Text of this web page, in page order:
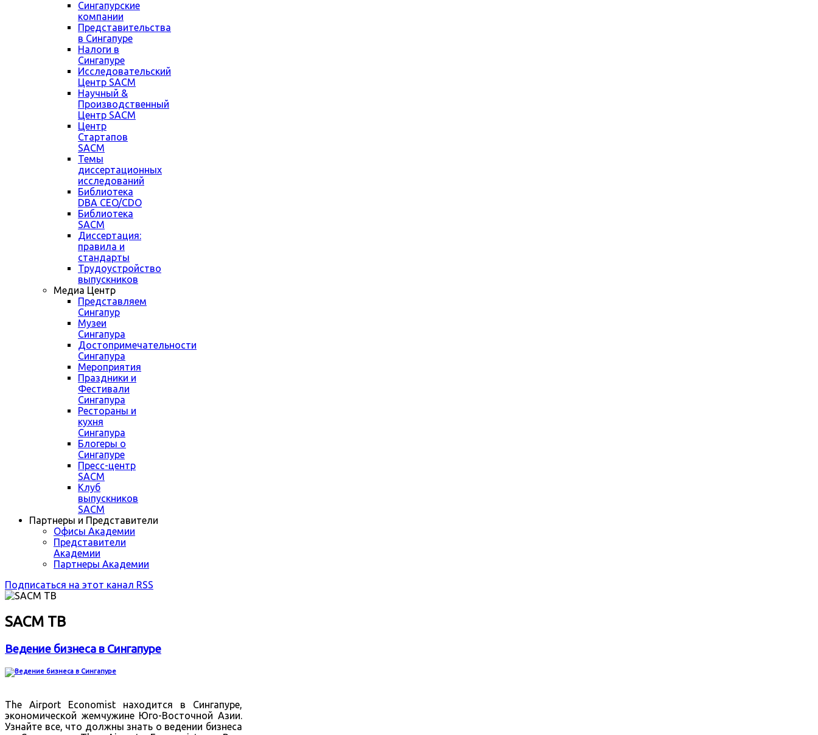
Сингапурские
компании
Представительства
в Сингапуре
Налоги в
Сингапуре
Исследовательский
Центр SACM
Научный &
Производственный
Центр SACM
Центр
Стартапов
SACM
Темы
диссертационных
исследований
Библиотека
DBA CEO/CDO
Библиотека
SACM
Диссертация:
правила и
стандарты
Трудоустройство
выпускников
Медиа Центр
Представляем
Сингапур
Музеи
Сингапура
Достопримечательности
Сингапура
Мероприятия
Праздники и
Фестивали
Сингапура
Рестораны и
кухня
Сингапура
Блогеры о
Сингапуре
Пресс-центр
SACM
Клуб
выпускников
SACM
Партнеры и Представители
Офисы Академии
Представители
Академии
Партнеры Академии
Подписаться на этот канал RSS
SACM ТВ
Ведение бизнеса в Сингапуре
The Airport Economist находится в Сингапуре,
экономической жемчужине Юго-Восточной Азии.
Узнайте все, что должны знать о ведении бизнеса